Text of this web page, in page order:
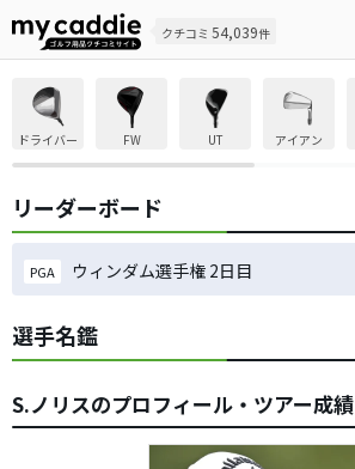
クチコミ 54,039件
ドライバー FW UT アイアン
リーダーボード
PGA ウィンダム選手権 2日目
選手名鑑
S.ノリスのプロフィール・ツアー成績